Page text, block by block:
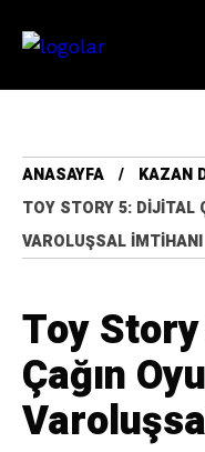
ANASAYFA
KAZAN
TOY STORY 5: DIJITAL
VAROLUŞSAL İMTIHANI
Toy
Çağın